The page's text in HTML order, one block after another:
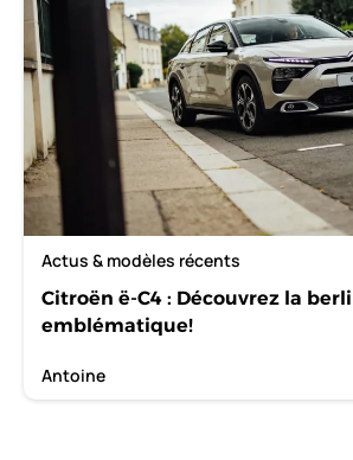
Actus & modèles récents
Citroën ë-C4 : Découvrez la
emblématique!
Antoine